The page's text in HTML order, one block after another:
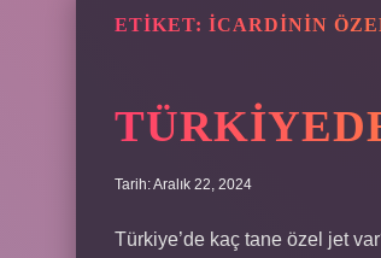
ETIKET: İCARDININ
Tarih: Aralık 22, 2024
Türkiye’de kaç tane özel jet